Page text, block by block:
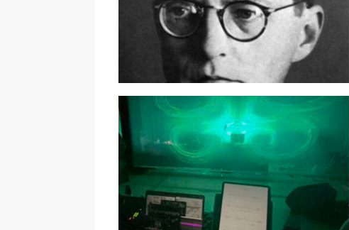
プロムナード｜ショスタコーヴィチ
雑感｜佐野旭司